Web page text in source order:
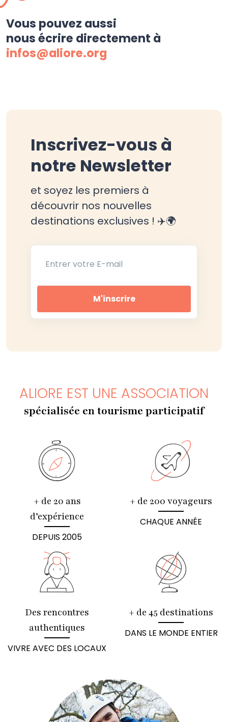
Vous pouvez aussi
nous écrire directement à
infos@aliore.org
Inscrivez-vous à
notre Newsletter
et soyez les premiers à
découvrir nos nouvelles
destinations exclusives ! ✈️🌍
M'inscrire
ALIORE EST UNE ASSOCIATION
spécialisée en tourisme participatif
+ de 20 ans
d’expérience
DEPUIS 2005
+ de 200 voyageurs
CHAQUE ANNÉE
Des rencontres
authentiques
VIVRE AVEC DES LOCAUX
+ de 45 destinations
DANS LE MONDE ENTIER